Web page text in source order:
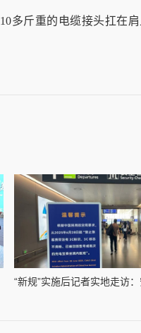
多斤重的电缆接头扛在
“新规”实施后记者实地走访